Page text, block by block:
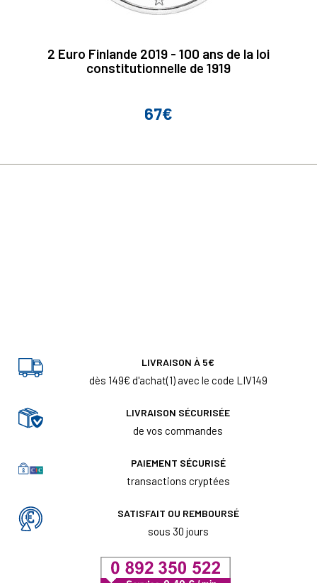
2 Euro Finlande 2019 - 100 ans de la loi
constitutionnelle de 1919
Prix
67€
LIVRAISON À 5€
dès 149€ d'achat(1) avec le code LIV149
LIVRAISON SÉCURISÉE
de vos commandes
PAIEMENT SÉCURISÉ
transactions cryptées
SATISFAIT OU REMBOURSÉ
sous 30 jours